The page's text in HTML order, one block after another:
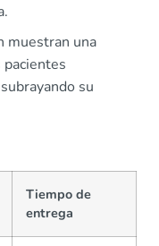
muestran una
su
Tiempo de
entrega